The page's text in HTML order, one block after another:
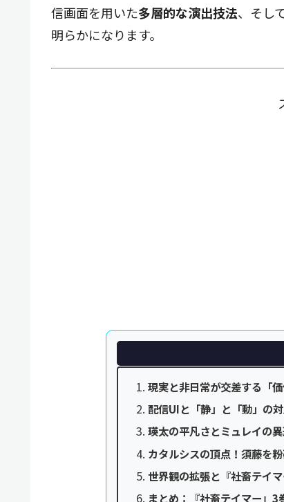
信画面を用いた多層的な演出技法、そし
明らかになります。
現実と非日常が交差する「
配信UIと「静」と「動」の
瑛太の平凡さとミュレイの
カタルシスの頂点！須藤を
世界観の拡張と『社畜テイ
まとめ：『社畜テイマー』